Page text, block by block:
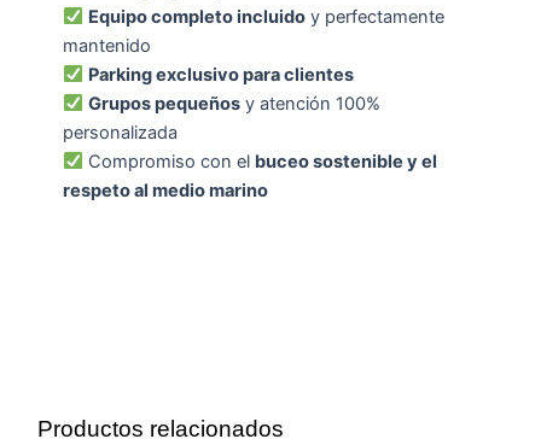
Equipo completo incluido y perfectamente
mantenido
Parking exclusivo para clientes
Grupos pequeños y atención 100%
personalizada
Compromiso con el buceo sostenible y el
respeto al medio marino
Productos relacionados